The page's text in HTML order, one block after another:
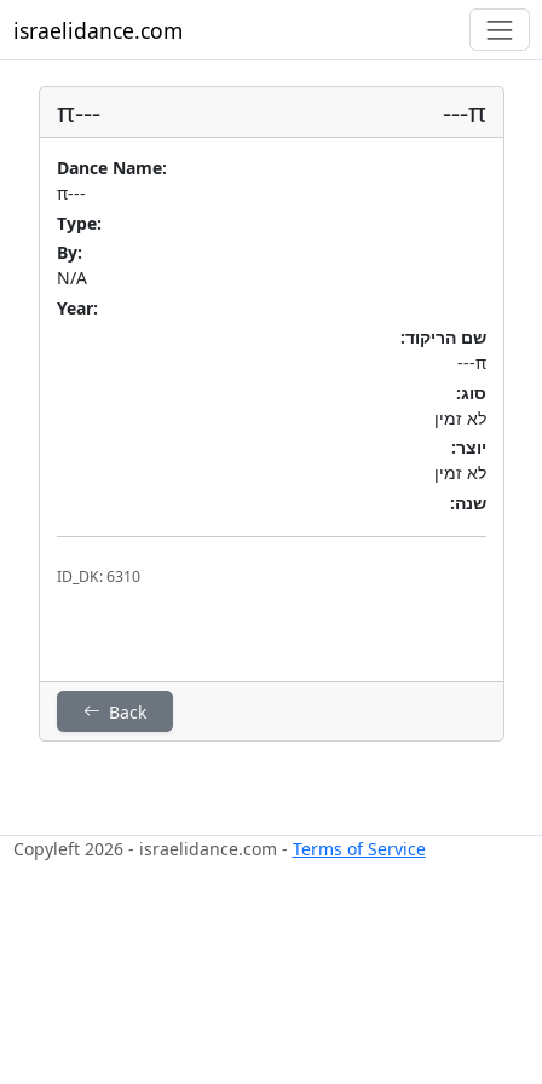
israelidance.com
π--- π---
Dance Name:
π---
Type:
By:
N/A
Year:
שם הריקוד:
π---
סוג:
לא זמין
יוצר:
לא זמין
שנה:
ID_DK: 6310
Back
Copyleft 2026 - israelidance.com - Terms of Service